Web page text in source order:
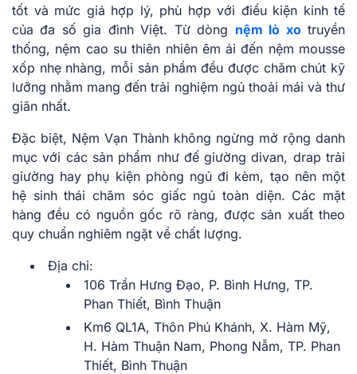
tốt và mức giá hợp lý, phù hợp với điều kiện kinh tế
của đa số gia đình Việt. Từ dòng nệm lò xotruyền
thống, nệm cao su thiên nhiên êm ái đến nệm mousse
xốp nhẹ nhàng, mỗi sản phẩm đều được chăm chút kỹ
lưỡng nhằm mang đến trải nghiệm ngủ thoải mái và thư
giãn nhất.
Đặc biệt, Nệm Vạn Thành không ngừng mở rộng danh
mục với các sản phẩm như đế giường divan, drap trải
giường hay phụ kiện phòng ngủ đi kèm, tạo nên một
hệ sinh thái chăm sóc giấc ngủ toàn diện. Các mặt
hàng đều có nguồn gốc rõ ràng, được sản xuất theo
quy chuẩn nghiêm ngặt về chất lượng.
Địa chỉ:
106 Trần Hưng Đạo, P. Bình Hưng, TP.
Phan Thiết, Bình Thuận
Km6 QL1A, Thôn Phú Khánh, X. Hàm Mỹ,
H. Hàm Thuận Nam, Phong Nẫm, TP. Phan
Thiết, Bình Thuận